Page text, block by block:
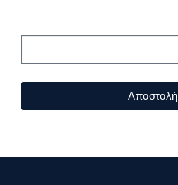
Αποστολή